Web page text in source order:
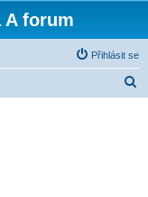
A forum
Přihlásit se